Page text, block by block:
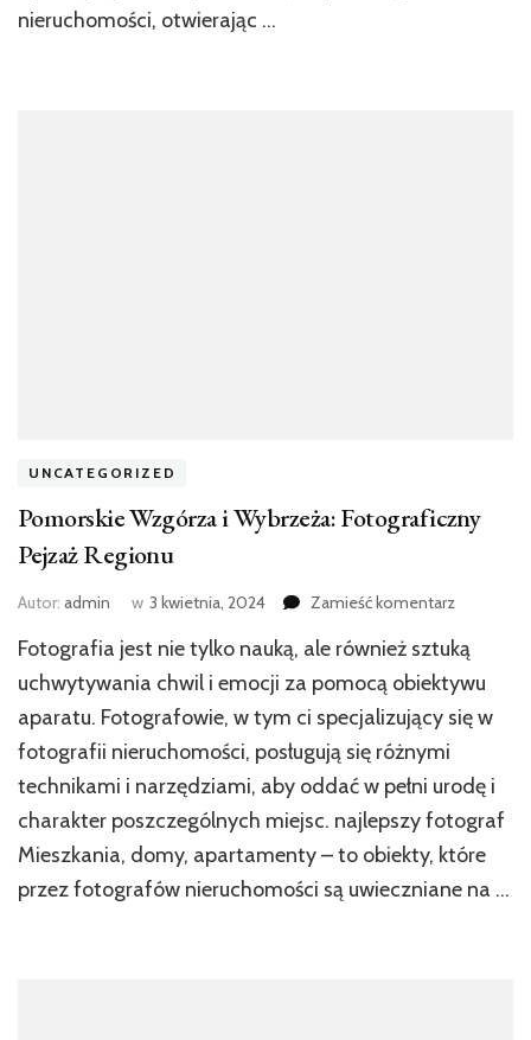
nieruchomości, otwierając …
UNCATEGORIZED
Pomorskie Wzgórza i Wybrzeża: Fotograficzny
Pejzaż Regionu
Autor: admin w 3 kwietnia, 2024 Zamieść komentarzwe
Wzgórza
Wybrzeża:
Pejzaż
Regionu
Fotografia jest nie tylko nauką, ale również sztuką
uchwytywania chwil i emocji za pomocą obiektywu
aparatu. Fotografowie, w tym ci specjalizujący się w
fotografii nieruchomości, posługują się różnymi
technikami i narzędziami, aby oddać w pełni urodę i
charakter poszczególnych miejsc. najlepszy fotograf
Mieszkania, domy, apartamenty – to obiekty, które
przez fotografów nieruchomości są uwieczniane na …